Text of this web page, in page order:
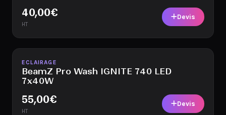
40,00€
HT
Devis
Disponible
ECLAIRAGE
BeamZ Pro Wash IGNITE 740 LED
7x40W
55,00€
HT
Devis